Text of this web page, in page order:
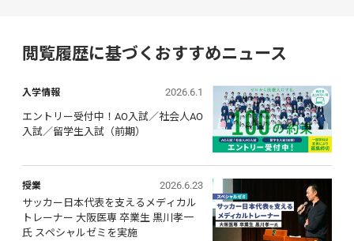
閲覧履歴に基づくおすすめニュース
入学情報 2026.6.1
エントリー受付中！AO入試／社会人AO
入試／留学生入試（前期）
授業
2026.6.23
サッカー日本代表を支えるメディカル
トレーナー 大阪医専 卒業生 黒川孝一
氏 スペシャルゼミを実施